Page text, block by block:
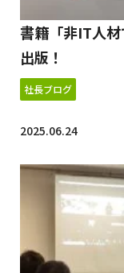
書籍「非IT人
出版！
社長ブログ
2025.06.24